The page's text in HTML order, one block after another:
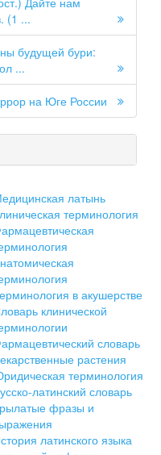
(1 ...
будущей бури:
...
на Юге России
латынь
терминология
в акушерстве
клинической
словарь
растения
терминология
латинский словарь
фразы и
латинского языка